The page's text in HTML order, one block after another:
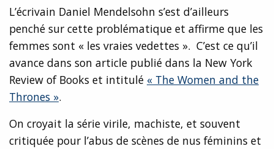
L’écrivain Daniel Mendelsohn s’est d’ailleurs
penché sur cette problématique et affirme que les
femmes sont « les vraies vedettes ». C’est ce qu’il
avance dans son article publié dans la New York
Review of Books et intitulé « The Women and the
Thrones ».
On croyait la série virile, machiste, et souvent
critiquée pour l’abus de scènes de nus féminins et